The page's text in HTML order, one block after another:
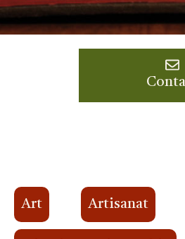
Art Artisanat